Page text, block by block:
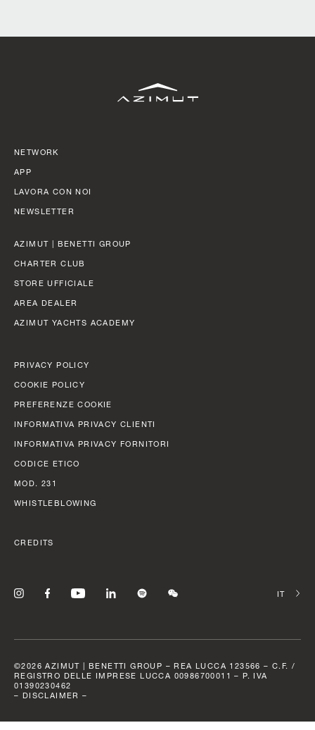
NETWORK
APP
LAVORA CON NOI
NEWSLETTER
AZIMUT | BENETTI GROUP
CHARTER CLUB
STORE UFFICIALE
AREA DEALER
AZIMUT YACHTS ACADEMY
PRIVACY POLICY
COOKIE POLICY
PREFERENZE COOKIE
INFORMATIVA PRIVACY CLIENTI
INFORMATIVA PRIVACY FORNITORI
CODICE ETICO
MOD. 231
WHISTLEBLOWING
CREDITS
©2026 AZIMUT | BENETTI GROUP – REA LUCCA 123566 – C.F. /
REGISTRO DELLE IMPRESE LUCCA 00986700011 – P. IVA
01390230462
– DISCLAIMER –